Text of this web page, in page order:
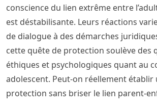
conscience du lien extrême entre
est déstabilisante. Leurs réactions
de dialogue à des démarches
cette quête de protection soulève des
éthiques et psychologiques quant au
adolescent. Peut-on réellement établir
protection sans briser le lien parent-